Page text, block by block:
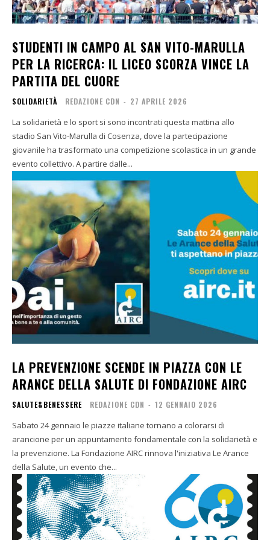
STUDENTI IN CAMPO AL SAN VITO-MARULLA
PER LA RICERCA: IL LICEO SCORZA VINCE LA
PARTITA DEL CUORE
SOLIDARIETÀ REDAZIONE CDN - 27 APRILE 2026
La solidarietà e lo sport si sono incontrati questa mattina allo
stadio San Vito-Marulla di Cosenza, dove la partecipazione
giovanile ha trasformato una competizione scolastica in un grande
evento collettivo. A partire dalle...
LA PREVENZIONE SCENDE IN PIAZZA CON LE
ARANCE DELLA SALUTE DI FONDAZIONE AIRC
SALUTE&BENESSERE REDAZIONE CDN - 12 GENNAIO 2026
Sabato 24 gennaio le piazze italiane tornano a colorarsi di
arancione per un appuntamento fondamentale con la solidarietà e
la prevenzione. La Fondazione AIRC rinnova l'iniziativa Le Arance
della Salute, un evento che...